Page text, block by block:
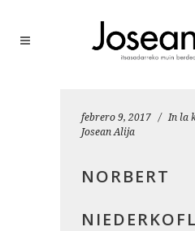
febrero 9, 2017 In la
Josean Alija
NORBERT